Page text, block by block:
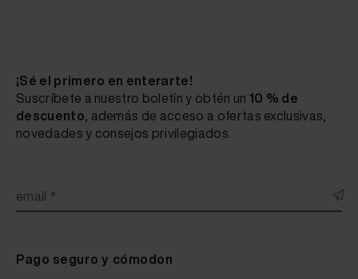
Fluid Leather Bentley english tan 20 ml
Fluid Leather Bentley hotspur 1049BN (Reinke Muste
Fluid Leather Bentley fireglow 0574BN ( Reinke Mus
Fluid Leather Bentley portland 0591BN ( Reinke Mus
Fluid Leather Bentley French navy 1156BN ( Reinke
¡Sé el primero en enterarte!
Suscríbete a nuestro boletín y obtén un 10 % de
descuento, además de acceso a ofertas exclusivas,
novedades y consejos privilegiados.
email *
Pago seguro y cómodon